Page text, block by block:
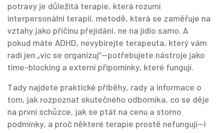
potravy je důležitá terapie, která rozumí
interpersonální terapii, metodě, která se zaměřuje na
vztahy jako příčinu přejídání, ne na jídlo samo. A
pokud máte ADHD, nevybírejte terapeuta, který vám
radí jen „víc se organizuj“—potřebujete nástroje jako
time-blocking a externí připomínky, které fungují.
Tady najdete praktické příběhy, rady a informace o
tom, jak rozpoznat skutečného odborníka, co se děje
na první schůzce, jak se ptát na cenu a storno
podmínky, a proč některé terapie prostě nefungují—i